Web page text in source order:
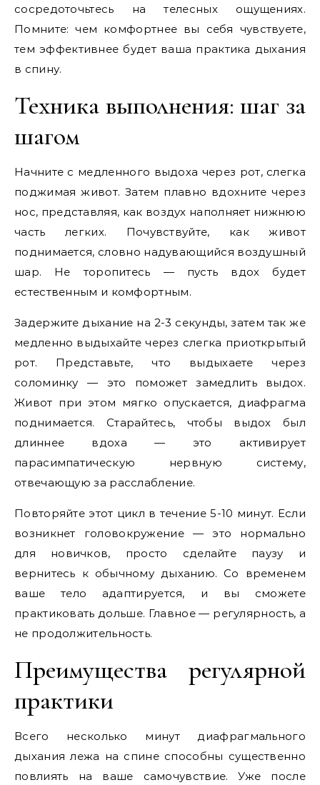
сосредоточьтесь на телесных ощущениях.
Помните: чем комфортнее вы себя чувствуете,
тем эффективнее будет ваша практика дыхания
в спину.
Техника выполнения: шаг за
шагом
Начните с медленного выдоха через рот, слегка
поджимая живот. Затем плавно вдохните через
нос, представляя, как воздух наполняет нижнюю
часть легких. Почувствуйте, как живот
поднимается, словно надувающийся воздушный
шар. Не торопитесь — пусть вдох будет
естественным и комфортным.
Задержите дыхание на 2-3 секунды, затем так же
медленно выдыхайте через слегка приоткрытый
рот. Представьте, что выдыхаете через
соломинку — это поможет замедлить выдох.
Живот при этом мягко опускается, диафрагма
поднимается. Старайтесь, чтобы выдох был
длиннее вдоха — это активирует
парасимпатическую нервную систему,
отвечающую за расслабление.
Повторяйте этот цикл в течение 5-10 минут. Если
возникнет головокружение — это нормально
для новичков, просто сделайте паузу и
вернитесь к обычному дыханию. Со временем
ваше тело адаптируется, и вы сможете
практиковать дольше. Главное — регулярность, а
не продолжительность.
Преимущества регулярной
практики
Всего несколько минут диафрагмального
дыхания лежа на спине способны существенно
повлиять на ваше самочувствие. Уже после